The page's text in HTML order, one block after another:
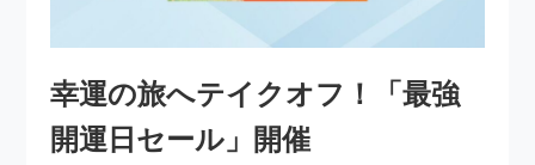
幸運の旅へテイクオフ！「最強
開運日セール」開催